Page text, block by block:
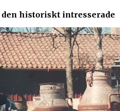
historiskt intresserade